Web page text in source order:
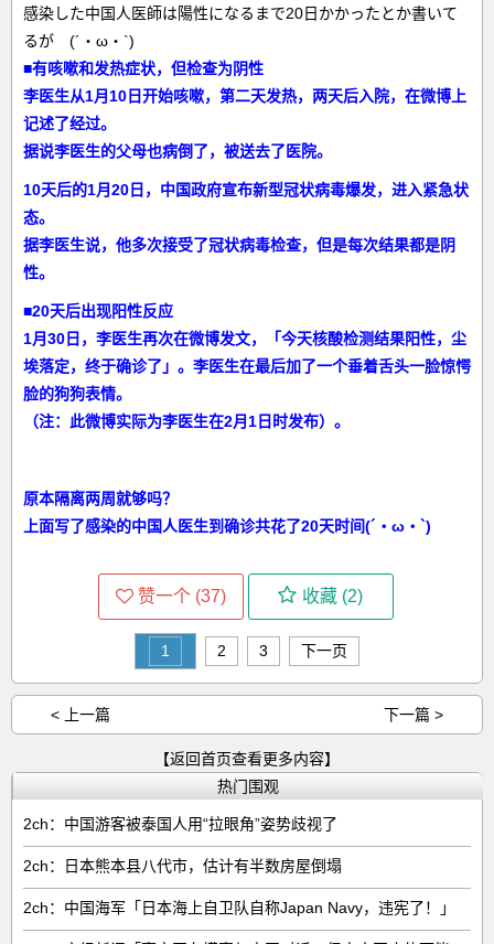
感染した中国人医師は陽性になるまで20日かかったとか書いて
るが (´・ω・`)
■有咳嗽和发热症状，但检查为阴性
李医生从1月10日开始咳嗽，第二天发热，两天后入院，在微博上
记述了经过。
据说李医生的父母也病倒了，被送去了医院。
10天后的1月20日，中国政府宣布新型冠状病毒爆发，进入紧急状
态。
据李医生说，他多次接受了冠状病毒检查，但是每次结果都是阴
性。
■20天后出现阳性反应
1月30日，李医生再次在微博发文，「今天核酸检测结果阳性，尘
埃落定，终于确诊了」。李医生在最后加了一个垂着舌头一脸惊愕
脸的狗狗表情。
（注：此微博实际为李医生在2月1日时发布）。
原本隔离两周就够吗？
上面写了感染的中国人医生到确诊共花了20天时间(´・ω・`)
赞一个 (37) 收藏 (2)
1 2 3 下一页
< 上一篇 下一篇 >
【返回首页查看更多内容】
热门围观
2ch：中国游客被泰国人用“拉眼角”姿势歧视了
2ch：日本熊本县八代市，估计有半数房屋倒塌
2ch：中国海军「日本海上自卫队自称Japan Navy，违宪了！」